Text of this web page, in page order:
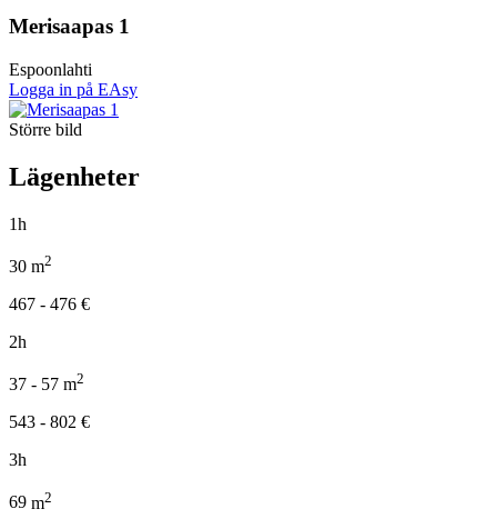
Merisaapas 1
Espoonlahti
Logga in på EAsy
Större bild
Lägenheter
1h
30 m2
467 - 476 €
2h
37 - 57 m2
543 - 802 €
3h
69 m2